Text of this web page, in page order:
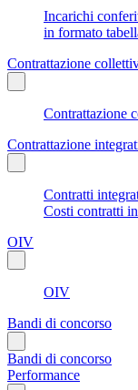
Incarichi
in formato
Contrattazione
Contrattazione
Contrattazione
Contratti
Costi contratti
OIV
OIV
Bandi di concorso
Bandi di concorso
Performance